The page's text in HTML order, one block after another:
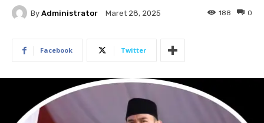
By Administrator Maret 28, 2025 0
188
Facebook Twitter